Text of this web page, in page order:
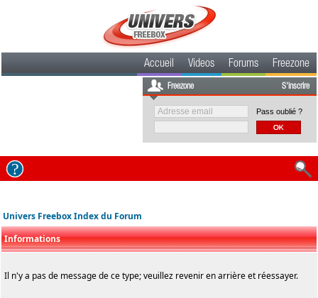
Accueil Videos Forums Freezone
Freezone S'inscrire
Pass oublié ?
Univers Freebox Index du Forum
Informations
Il n'y a pas de message de ce type; veuillez revenir en arrière et réessayer.